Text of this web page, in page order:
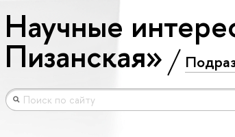
Научные
Пизанская»